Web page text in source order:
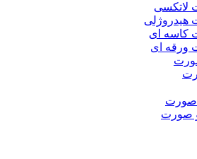
کاسه ای
ای
صورت